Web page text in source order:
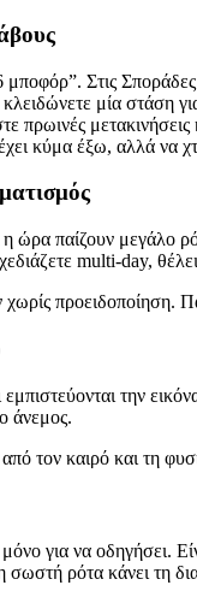
μποφόρ”. Στις
μία στάση
πρωινές
κύμα έξω, αλλά να
ώρα παίζουν μεγάλο
multi-day,
προειδοποίηση.
εμπιστεύονται την
άνεμος.
τον καιρό και τη
για να
σωστή ρότα κάνει τη